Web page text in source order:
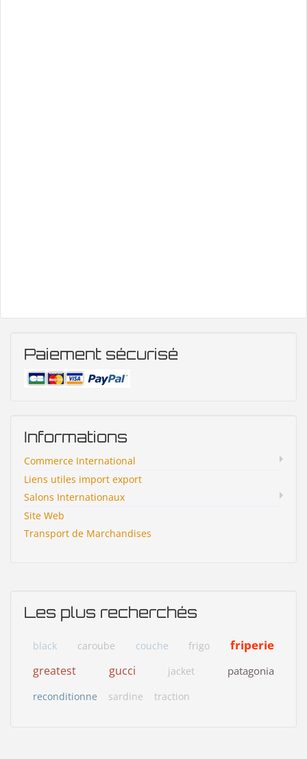
Paiement sécurisé
Informations
Commerce International
Liens utiles import export
Salons Internationaux
Site Web
Transport de Marchandises
Les plus recherchés
black caroube couche frigo friperie
greatest gucci jacket patagonia
reconditionne sardine traction